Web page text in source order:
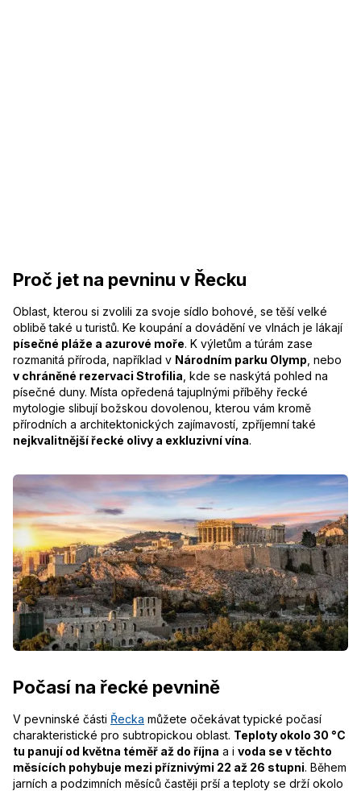
Proč jet na pevninu v Řecku
Oblast, kterou si zvolili za svoje sídlo bohové, se těší velké
oblibě také u turistů. Ke koupání a dovádění ve vlnách je lákají
písečné pláže a azurové moře. K výletům a túrám zase
rozmanitá příroda, například v Národním parku Olymp , nebo
v chráněné rezervaci Strofilia , kde se naskýtá pohled na
písečné duny. Místa opředená tajuplnými příběhy řecké
mytologie slibují božskou dovolenou, kterou vám kromě
přírodních a architektonických zajímavostí, zpříjemní také
nejkvalitnější řecké olivy a exkluzivní vína.
Počasí na řecké pevnině
V pevninské části Řecka můžete očekávat typické počasí
charakteristické pro subtropickou oblast. Teploty okolo 30 °C
tu panují od května téměř až do října a i voda se v těchto
měsících pohybuje mezi příznivými 22 až 26 stupni. Během
jarních a podzimních měsíců častěji prší a teploty se drží okolo